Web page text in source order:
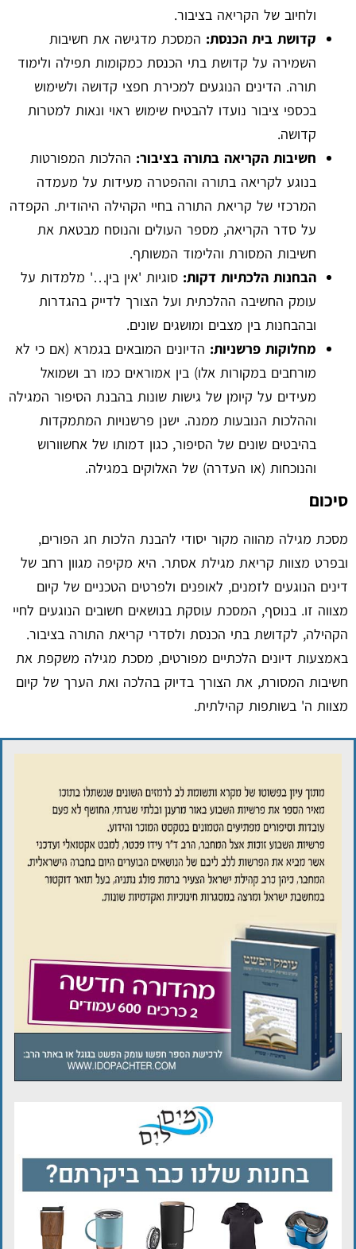
ולחיוב של הקריאה בציבור.
קדושת בית הכנסת: המסכת מדגישה את חשיבות
השמירה על קדושת בתי הכנסת כמקומות תפילה ולימוד
תורה. הדינים הנוגעים למכירת חפצי קדושה ולשימוש
בכספי ציבור נועדו להבטיח שימוש ראוי ונאות למטרות
קדושה.
חשיבות הקריאה בתורה בציבור: ההלכות המפורטות
בנוגע לקריאה בתורה וההפטרה מעידות על מעמדה
המרכזי של קריאת התורה בחיי הקהילה היהודית. הקפדה
על סדר הקריאה, מספר העולים והנוסח מבטאת את
חשיבות המסורת והלימוד המשותף.
הבחנות הלכתיות דקות: סוגיות 'אין בין…' מלמדות על
עומק החשיבה ההלכתית ועל הצורך לדייק בהגדרות
ובהבחנות בין מצבים ומושגים שונים.
מחלוקות פרשניות: הדיונים המובאים בגמרא (אם כי לא
מורחבים במקורות אלו) בין אמוראים כמו רב ושמואל
מעידים על קיומן של גישות שונות בהבנת הסיפור המגילה
וההלכות הנובעות ממנה. ישנן פרשנויות המתמקדות
בהיבטים שונים של הסיפור, כגון דמותו של אחשוורוש
והנוכחות (או העדרה) של האלוקים במגילה.
סיכום
מסכת מגילה מהווה מקור יסודי להבנת הלכות חג הפורים,
ובפרט מצוות קריאת מגילת אסתר. היא מקיפה מגוון רחב של
דינים הנוגעים לזמנים, לאופנים ולפרטים הטכניים של קיום
מצווה זו. בנוסף, המסכת עוסקת בנושאים חשובים הנוגעים לחיי
הקהילה, לקדושת בתי הכנסת ולסדרי קריאת התורה בציבור.
באמצעות דיונים הלכתיים מפורטים, מסכת מגילה משקפת את
חשיבות המסורת, את הצורך בדיוק בהלכה ואת הערך של קיום
מצוות ה' בשותפות קהילתית.